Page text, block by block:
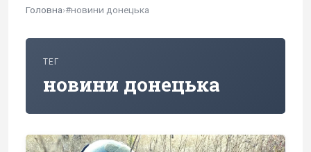
Головна›#новини донецька
ТЕГ
новини донецька